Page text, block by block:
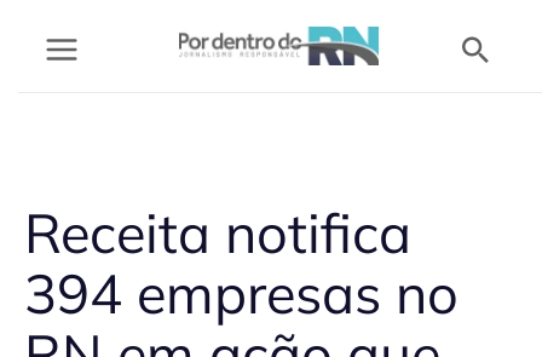
Receita notifica
394 empresas no